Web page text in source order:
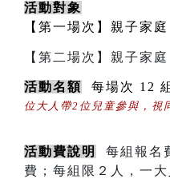
活動對象
【第一場次】親子家庭
【第二場次】親子家
活動名額 每場次 12
位大人帶2位兒童參與，視
活動費說明
每組報名
費；每組限２人，一